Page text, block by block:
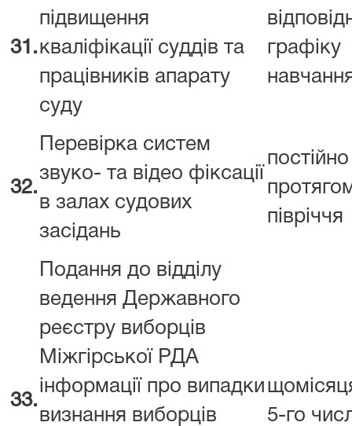
31.
підвищення
кваліфікації суддів та
працівників апарату
суду
графіку
32.
Перевірка систем
звуко- та відео фіксації
в залах судових
засідань
постійно
півріччя
33.
Подання до відділу
ведення Державного
реєстру виборців
Міжгірської РДА
інформації про випадки
визнання виборців
5-го